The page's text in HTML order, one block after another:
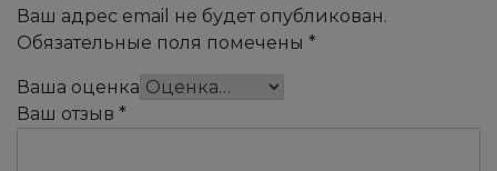
Ваш адрес email не будет опубликован.
Обязательные поля помечены *
Ваша оценка
Ваш отзыв *